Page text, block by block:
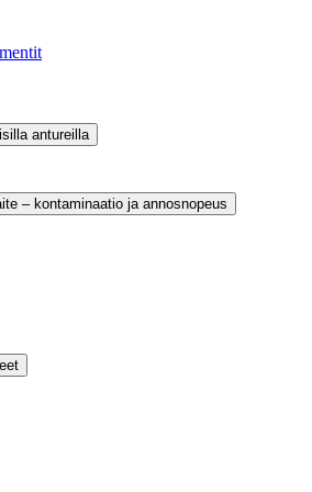
antureilla
– kontaminaatio ja annosnopeus